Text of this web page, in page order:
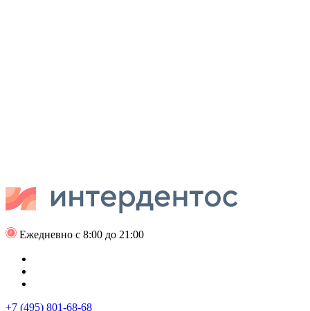
Ежедневно с 8:00 до 21:00
+7 (495) 801-68-68